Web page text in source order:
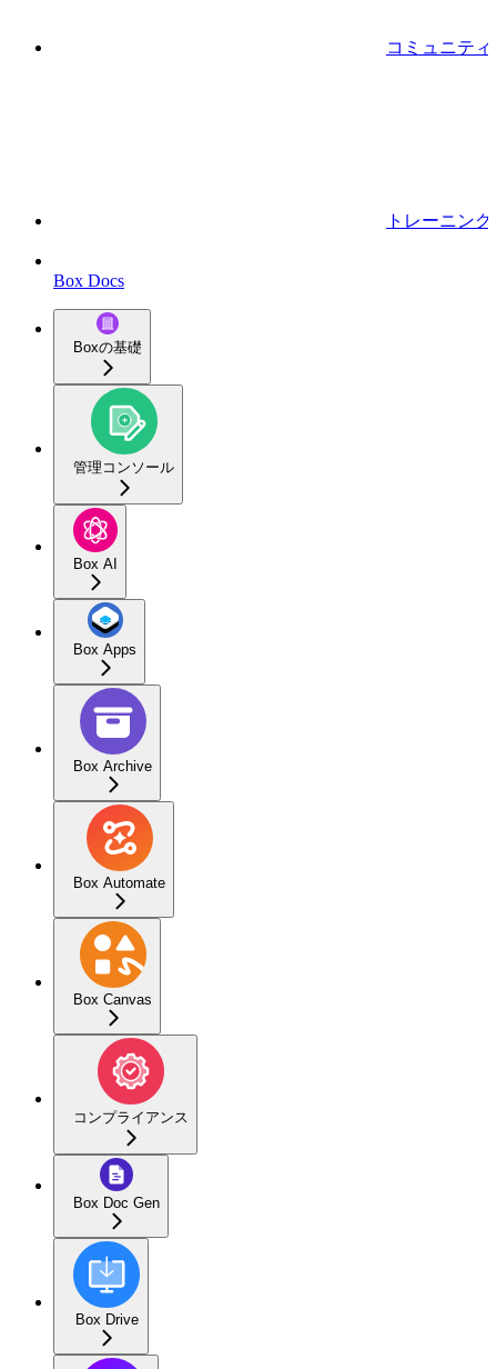
コミュニティ
トレーニング
Box Docs
Boxの基礎
管理コンソール
Box AI
Box Apps
Box Archive
Box Automate
Box Canvas
コンプライアンス
Box Doc Gen
Box Drive